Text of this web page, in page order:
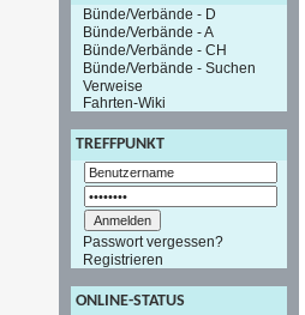
Bünde/Verbände - D
Bünde/Verbände - A
Bünde/Verbände - CH
Bünde/Verbände - Suchen
Verweise
Fahrten-Wiki
TREFFPUNKT
Passwort vergessen?
Registrieren
ONLINE-STATUS